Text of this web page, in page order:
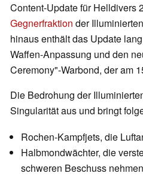
Content-Update für Helldivers
Gegnerfraktion der
hinaus enthält das Update
Waffen-Anpassung und den
Ceremony"-Warbond, der am
Die Bedrohung der
Singularität aus und bringt
Rochen-Kampfjets, die
Halbmondwächter, die
schweren Beschuss nehmen